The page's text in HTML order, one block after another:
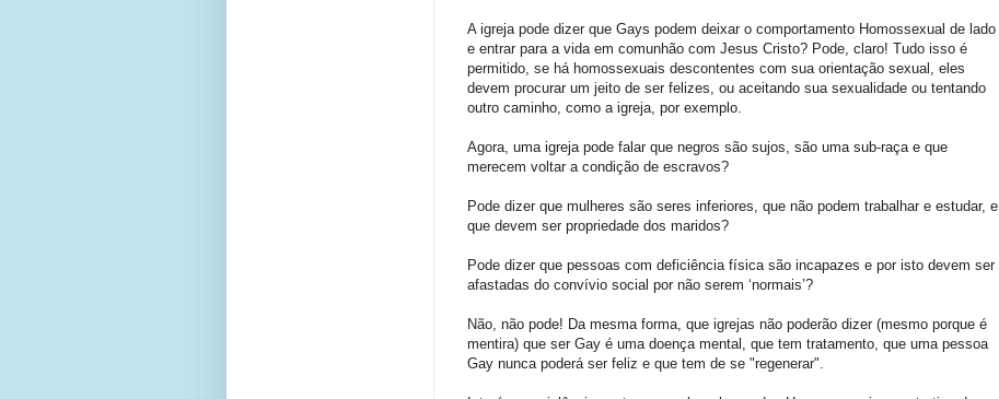
A igreja pode dizer que Gays podem deixar o comportamento Homossexual de lado
e entrar para a vida em comunhão com Jesus Cristo? Pode, claro! Tudo isso é
permitido, se há homossexuais descontentes com sua orientação sexual, eles
devem procurar um jeito de ser felizes, ou aceitando sua sexualidade ou tentando
outro caminho, como a igreja, por exemplo.
Agora, uma igreja pode falar que negros são sujos, são uma sub-raça e que
merecem voltar a condição de escravos?
Pode dizer que mulheres são seres inferiores, que não podem trabalhar e estudar, e
que devem ser propriedade dos maridos?
Pode dizer que pessoas com deficiência física são incapazes e por isto devem ser
afastadas do convívio social por não serem ‘normais’?
Não, não pode! Da mesma forma, que igrejas não poderão dizer (mesmo porque é
mentira) que ser Gay é uma doença mental, que tem tratamento, que uma pessoa
Gay nunca poderá ser feliz e que tem de se "regenerar".